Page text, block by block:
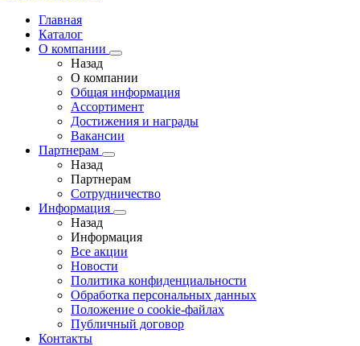
Главная
Каталог
О компании
Назад
О компании
Общая информация
Ассортимент
Достижения и награды
Вакансии
Партнерам
Назад
Партнерам
Сотрудничество
Информация
Назад
Информация
Все акции
Новости
Политика конфиденциальности
Обработка персональных данных
Положение о cookie-файлах
Публичный договор
Контакты